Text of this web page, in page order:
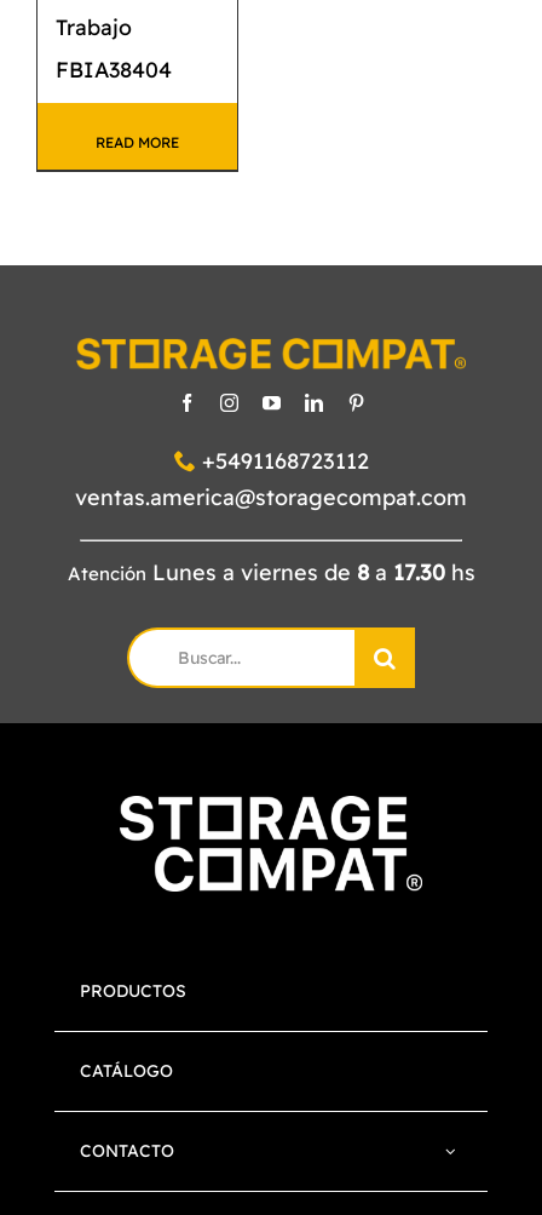
Trabajo
FBIA38404
READ MORE
+5491168723112
ventas.america@storagecompat.com
Atención Lunes a viernes de 8a 17.30hs
Search
for:
PRODUCTOS
CATÁLOGO
CONTACTO